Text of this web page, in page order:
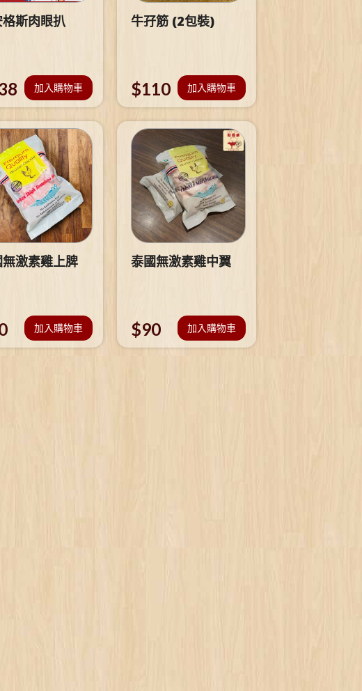
格斯肉眼扒
加入購物車
牛孖筋 (2包裝)
$110 加入購物車
激素雞上脾
加入購物車
泰國無激素雞中翼
$90 加入購物車